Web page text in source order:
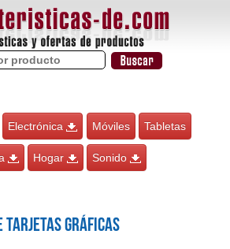
Electrónica Móviles Tabletas
Hogar Sonido
Tarjetas gráficas